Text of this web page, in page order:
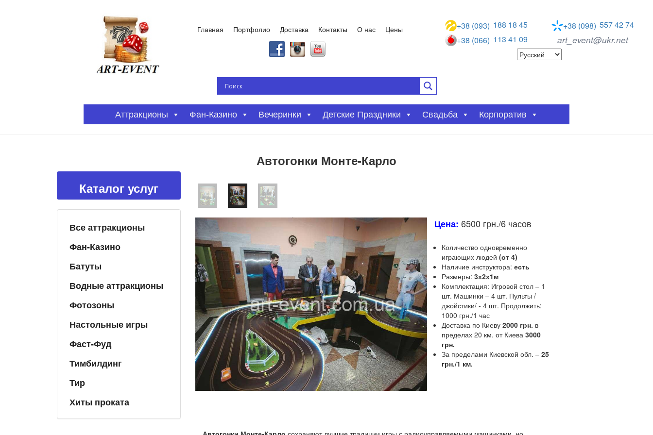
Главная Портфолио Доставка Контакты О нас Цены +38 (093) 188 18 45 +38 (098) 557 42 74
+38 (066) 113 41 09 art_event@ukr.net
Аттракционы Фан-Казино Вечеринки Детские Праздники Свадьба Корпоратив
Автогонки Монте-Карло
Каталог услуг
Все аттракционы
Фан-Казино
Батуты
Водные аттракционы
Фотозоны
Настольные игры
Фаст-Фуд
Тимбилдинг
Тир
Хиты проката
Цена: 6500 грн./6 часов
Количество одновременно
играющих людей (от 4)
Наличие инструктора: есть
Размеры: 3х2х1м
Комплектация: Игровой стол – 1
шт. Машинки – 4 шт. Пульты /
джойстики/ - 4 шт. Продолжить:
1000 грн./1 час
Доставка по Киеву2000 грн. в
пределах 20 км. от Киева 3000
грн.
За пределами Киевской обл. –25
грн./1 км.